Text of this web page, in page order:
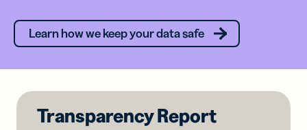
Learn how we keep your data safe
Transparency Report